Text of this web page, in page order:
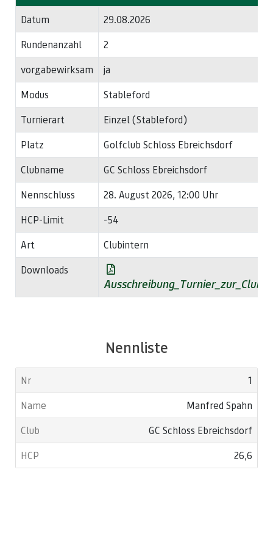
Datum
29.08.2026
Rundenanzahl
2
vorgabewirksam
ja
Modus
Stableford
Turnierart
Einzel (Stableford)
Platz
Golfclub Schloss Ebreichsdorf
Clubname
GC Schloss Ebreichsdorf
Nennschluss
28. August 2026, 12:00 Uhr
HCP-Limit
-54
Art
Clubintern
Downloads
Nennliste
1
Manfred Spahn
GC Schloss Ebreichsdorf
26,6